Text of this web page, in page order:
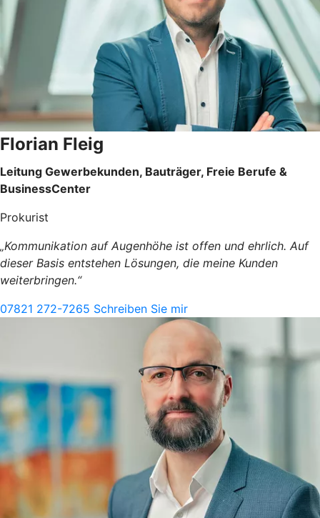
Florian Fleig
Leitung Gewerbekunden, Bauträger, Freie Berufe &
BusinessCenter
Prokurist
„Kommunikation auf Augenhöhe ist offen und ehrlich. Auf
dieser Basis entstehen Lösungen, die meine Kunden
weiterbringen.“
07821 272-7265 Schreiben Sie mir